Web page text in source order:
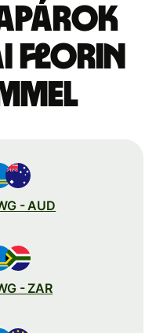
florin
- AUD
- ZAR